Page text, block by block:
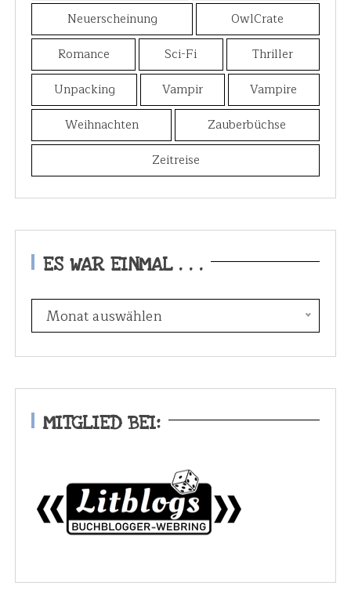
Neuerscheinung
OwlCrate
Romance
Sci-Fi
Thriller
Unpacking
Vampir
Vampire
Weihnachten
Zauberbüchse
Zeitreise
ES WAR EINMAL . . .
s
w
r
e
i
.
Monat auswählen
MITGLIED BEI: